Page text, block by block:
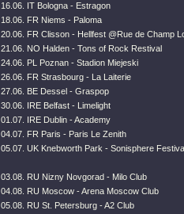
16.06. IT Bologna - Estragon
18.06. FR Niems - Paloma
20.06. FR Clisson - Hellfest @Rue de Champ
21.06. NO Halden - Tons of Rock Restival
24.06. PL Poznan - Stadion Miejeski
26.06. FR Strasbourg - La Laiterie
27.06. BE Dessel - Graspop
30.06. IRE Belfast - Limelight
01.07. IRE Dublin - Academy
04.07. FR Paris - Paris Le Zenith
05.07. UK Knebworth Park - Sonisphere
03.08. RU Nizny Novgorad - Milo Club
04.08. RU Moscow - Arena Moscow Club
05.08. RU St. Petersburg - A2 Club